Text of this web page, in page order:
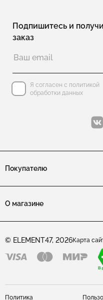
Подпишитесь и
заказ
Я согласен с политикой
обработки данных
Покупателю
О магазине
© ELEMENT47, 2026Карта
Политика